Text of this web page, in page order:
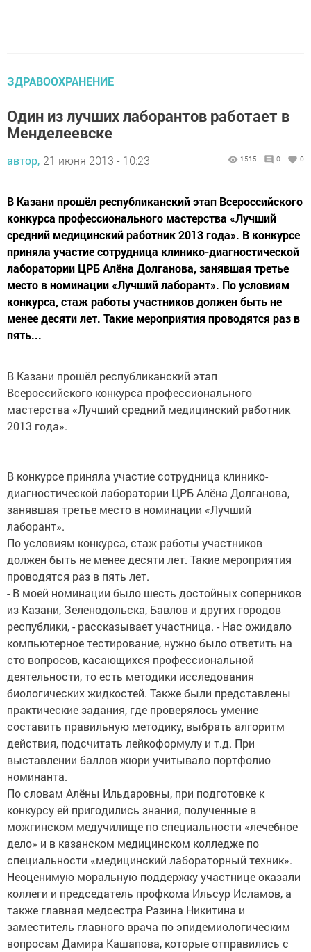
ЗДРАВООХРАНЕНИЕ
Один из лучших лаборантов работает в
Менделеевске
автор, 21 июня 2013 - 10:23 1515 0 0
В Казани прошёл республиканский этап Всероссийского
конкурса профессионального мастерства «Лучший
средний медицинский работник 2013 года». В конкурсе
приняла участие сотрудница клинико-диагностической
лаборатории ЦРБ Алёна Долганова, занявшая третье
место в номинации «Лучший лаборант». По условиям
конкурса, стаж работы участников должен быть не
менее десяти лет. Такие мероприятия проводятся раз в
пять...
В Казани прошёл республиканский этап
Всероссийского конкурса профессионального
мастерства «Лучший средний медицинский работник
2013 года».
В конкурсе приняла участие сотрудница клинико-
диагностической лаборатории ЦРБ Алёна Долганова,
занявшая третье место в номинации «Лучший
лаборант».
По условиям конкурса, стаж работы участников
должен быть не менее десяти лет. Такие мероприятия
проводятся раз в пять лет.
- В моей номинации было шесть достойных соперников
из Казани, Зеленодольска, Бавлов и других городов
республики, - рассказывает участница. - Нас ожидало
компьютерное тестирование, нужно было ответить на
сто вопросов, касающихся профессиональной
деятельности, то есть методики исследования
биологических жидкостей. Также были представлены
практические задания, где проверялось умение
составить правильную методику, выбрать алгоритм
действия, подсчитать лейкоформулу и т.д. При
выставлении баллов жюри учитывало портфолио
номинанта.
По словам Алёны Ильдаровны, при подготовке к
конкурсу ей пригодились знания, полученные в
можгинском медучилище по специальности «лечебное
дело» и в казанском медицинском колледже по
специальности «медицинский лабораторный техник».
Неоценимую моральную поддержку участнице оказали
коллеги и председатель профкома Ильсур Исламов, а
также главная медсестра Разина Никитина и
заместитель главного врача по эпидемиологическим
вопросам Дамира Кашапова, которые отправились с